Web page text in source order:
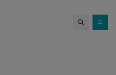
Meer info